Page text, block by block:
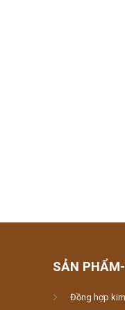
SẢN
Đồng hợp kim